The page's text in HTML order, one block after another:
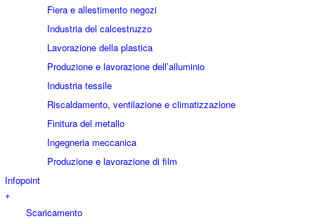
Fiera e allestimento negozi
Industria del calcestruzzo
Lavorazione della plastica
Produzione e lavorazione dell’alluminio
Industria tessile
Riscaldamento, ventilazione e climatizzazione
Finitura del metallo
Ingegneria meccanica
Produzione e lavorazione di film
Infopoint
+
Scaricamento